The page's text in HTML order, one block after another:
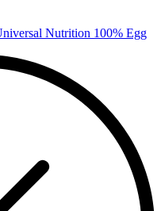
Nutrition 100% Egg